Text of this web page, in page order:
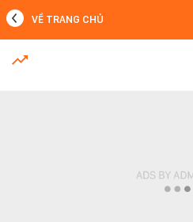
MỚI NHẤT
VỀ TRANG CHỦ